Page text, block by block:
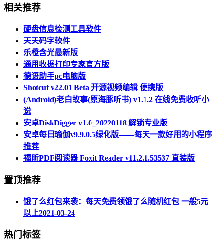
相关推荐
硬盘信息检测工具软件
天天码字软件
乐橙含光最新版
通用收据打印专家官方版
德语助手pc电脑版
Shotcut v22.01 Beta 开源视频编辑 便携版
(Android)老白故事(原海豚听书) v1.1.2 在线免费收听小
说
安卓DiskDigger v1.0_20220118 解锁专业版
安卓每日瑜伽v9.9.0.5绿化版——每天一款好用的小程序
推荐
福昕PDF阅读器 Foxit Reader v11.2.1.53537 直装版
置顶推荐
饿了么红包来袭：每天免费领饿了么随机红包 一般5元
以上2021-03-24
热门标签